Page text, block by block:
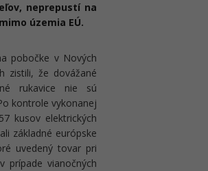
neprepustí na
územia EÚ.
pobočke v Nových
zistili, že dovážané
rukavice nie sú
kontrole vykonanej
kusov elektrických
základné európske
uvedený tovar pri
prípade vianočných